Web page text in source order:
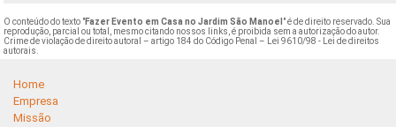
O conteúdo do texto "Fazer Evento em Casa no Jardim São Manoel " é de direito reservado. Sua
reprodução, parcial ou total, mesmo citando nossos links, é proibida sem a autorização do autor.
Crime de violação de direito autoral – artigo 184 do Código Penal –
Lei 9610/98 - Lei de direitos
autorais
Home
Empresa
Missão